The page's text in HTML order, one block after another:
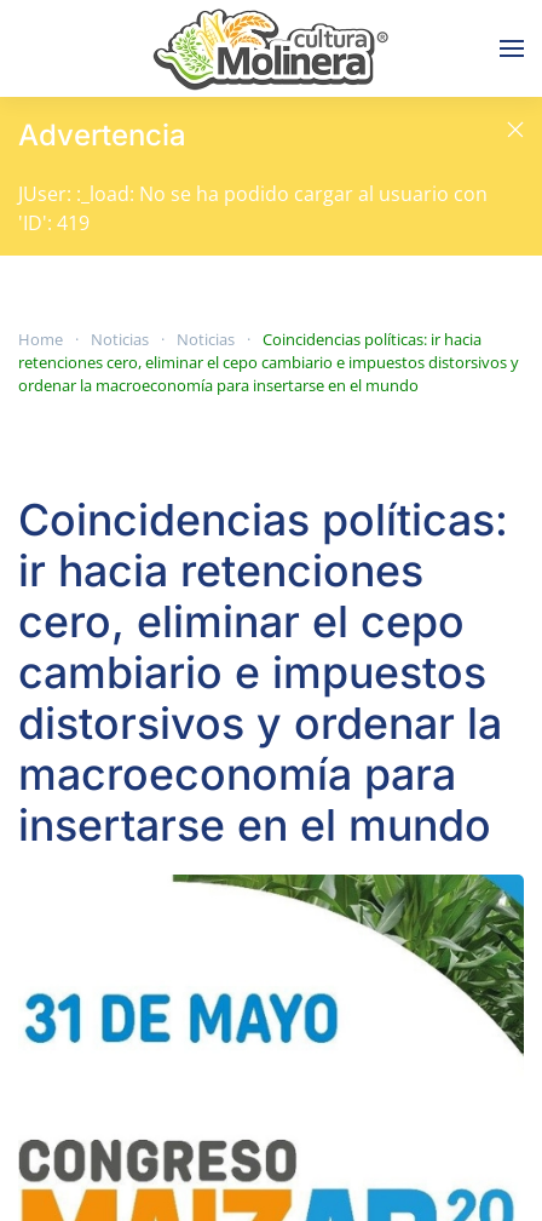
Skip to main content
Advertencia
JUser: :_load: No se ha podido cargar al usuario con
'ID': 419
Home Noticias Noticias
Coincidencias políticas: ir hacia
retenciones cero, eliminar el cepo cambiario e impuestos distorsivos y
ordenar la macroeconomía para insertarse en el mundo
Coincidencias políticas:
ir hacia retenciones
cero, eliminar el cepo
cambiario e impuestos
distorsivos y ordenar la
macroeconomía para
insertarse en el mundo